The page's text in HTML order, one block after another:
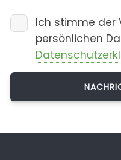
Ich stimme der
persönlichen